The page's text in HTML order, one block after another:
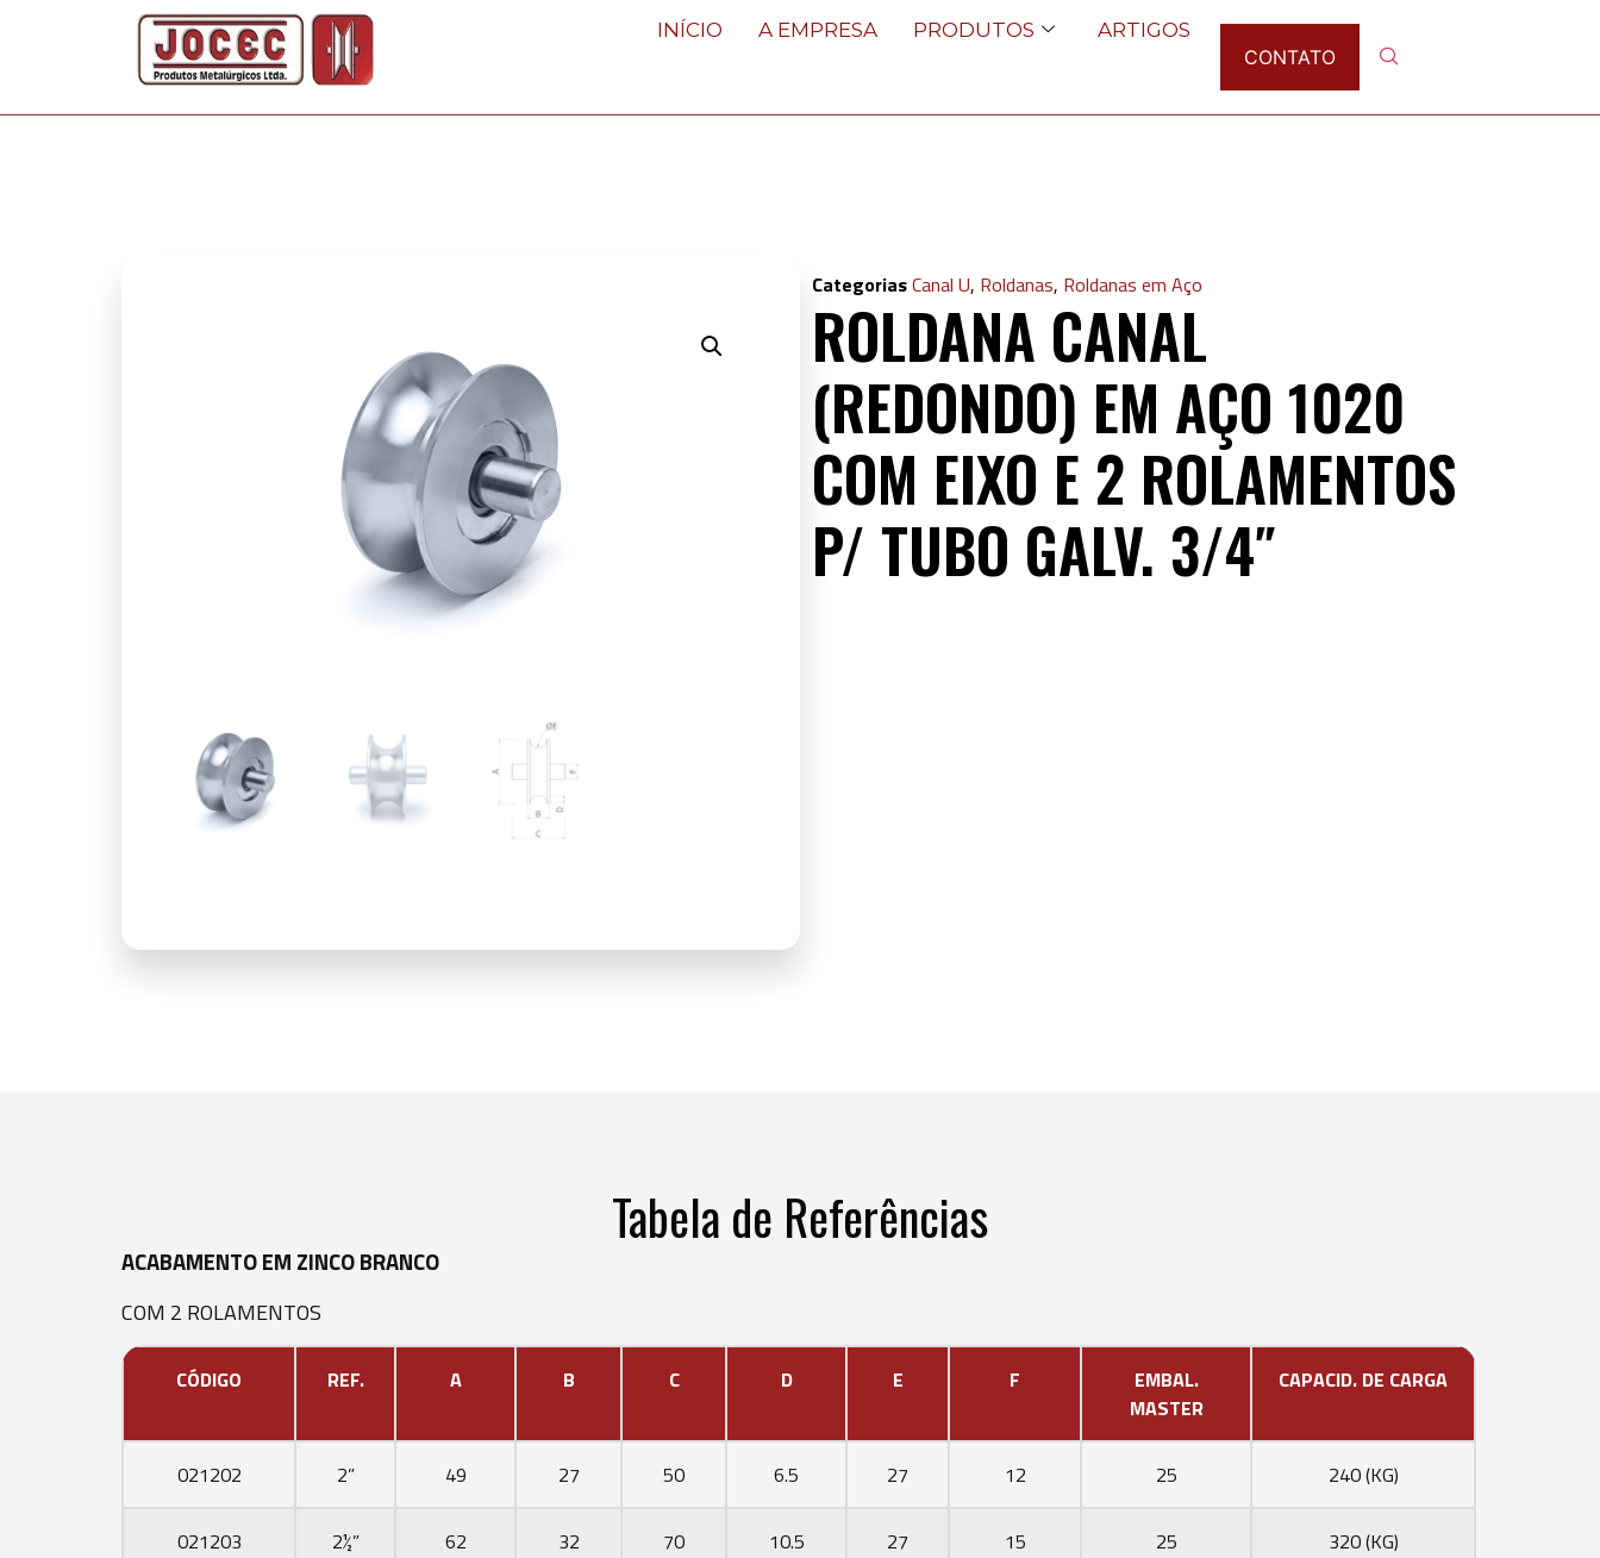
INÍCIO A EMPRESA PRODUTOS
ARTIGOS
CONTATO
CategoriasCanal U, Roldanas, Roldanas em Aço
ROLDANA CANAL
(REDONDO) EM AÇO 1020
COM EIXO E 2 ROLAMENTOS
P/ TUBO GALV. 3/4″
Tabela de Referências
ACABAMENTO EM ZINCO BRANCO
COM 2 ROLAMENTOS
CÓDIGO REF. A B C D E F
EMBAL.
MASTER
CAPACID. DE CARGA
021202 2” 49 27 50 6.5 27 12 25 240 (KG)
021203 2½” 62 32 70 10.5 27 15 25 320 (KG)